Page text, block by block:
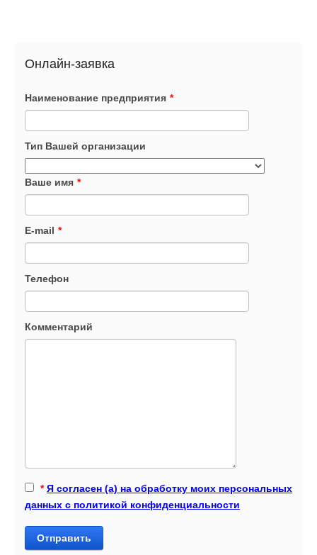
Онлайн-заявка
Наименование предприятия *
Тип Вашей организации
Ваше имя *
E-mail *
Телефон
Комментарий
* Я согласен (а) на обработку моих персональных
данных с политикой конфиденциальности
Отправить